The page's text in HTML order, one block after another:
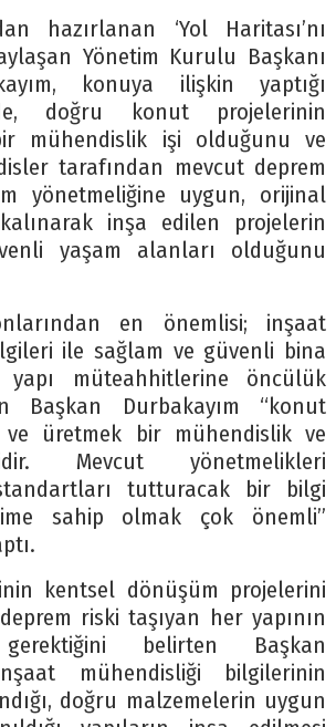
hazırlanan ‘Yol Haritası’nı
Yönetim Kurulu Başkanı
konuya ilişkin yaptığı
doğru konut projelerinin
mühendislik işi olduğunu ve
tarafından mevcut deprem
yönetmeliğine uygun, orijinal
inşa edilen projelerin
yaşam alanları olduğunu
en önemlisi; inşaat
ile sağlam ve güvenli bina
yapı müteahhitlerine öncülük
Başkan Durbakayım “konut
ve üretmek bir mühendislik ve
Mevcut yönetmelikleri
tutturacak bir bilgi
sahip olmak çok önemli”
kentsel dönüşüm projelerini
riski taşıyan her yapının
gerektiğini belirten Başkan
mühendisliği bilgilerinin
doğru malzemelerin uygun